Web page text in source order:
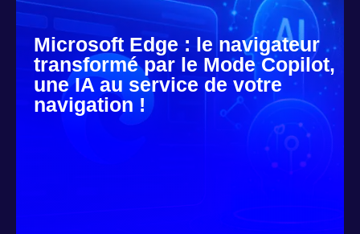
Microsoft Edge : le navigateur
transformé par le Mode Copilot,
une IA au service de votre
navigation !